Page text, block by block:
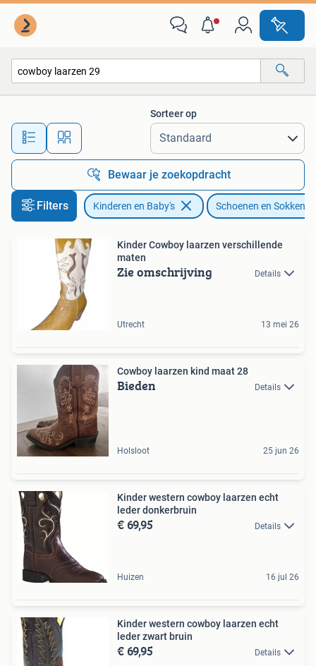
Alle afstanden…
Sorteer op
Bewaar je zoekopdracht
Filters Kinderen en Baby's Schoenen en Sokken
Kinder Cowboy laarzen verschillende
maten
Zie omschrijving Details
Utrecht 13 mei 26
Cowboy laarzen kind maat 28
Bieden Details
Holsloot 25 jun 26
Kinder western cowboy laarzen echt
leder donkerbruin
€ 69,95 Details
Huizen 16 jul 26
Kinder western cowboy laarzen echt
leder zwart bruin
€ 69,95 Details